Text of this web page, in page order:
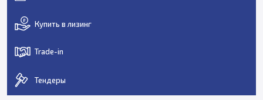
Купить в лизинг
Trade-in
Тендеры